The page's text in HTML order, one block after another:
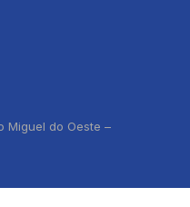
Miguel do Oeste –